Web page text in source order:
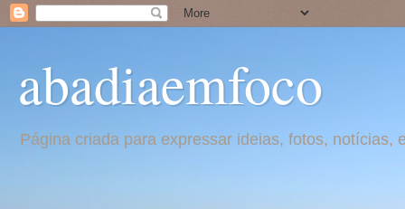
abadiaemfoco
Página criada para expressar ideias, fotos,